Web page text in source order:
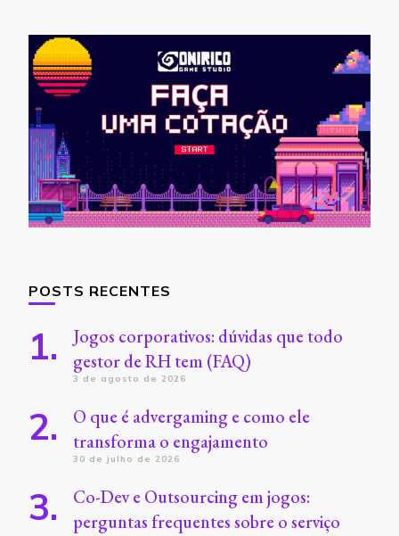
POSTS RECENTES
Jogos corporativos: dúvidas que todo
gestor de RH tem (FAQ)
3 de agosto de 2026
O que é advergaming e como ele
transforma o engajamento
30 de julho de 2026
Co-Dev e Outsourcing em jogos:
perguntas frequentes sobre o serviço